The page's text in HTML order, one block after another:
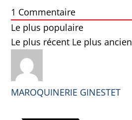
1 Commentaire
Le plus populaire
Le plus récent Le plus ancien
MAROQUINERIE GINESTET